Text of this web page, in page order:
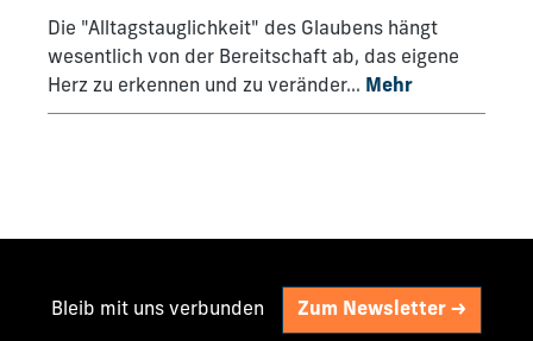
Die "Alltagstauglichkeit" des Glaubens hängt
wesentlich von der Bereitschaft ab, das eigene
Herz zu erkennen und zu veränder… Mehr
Bleib mit uns verbunden Zum Newsletter ->